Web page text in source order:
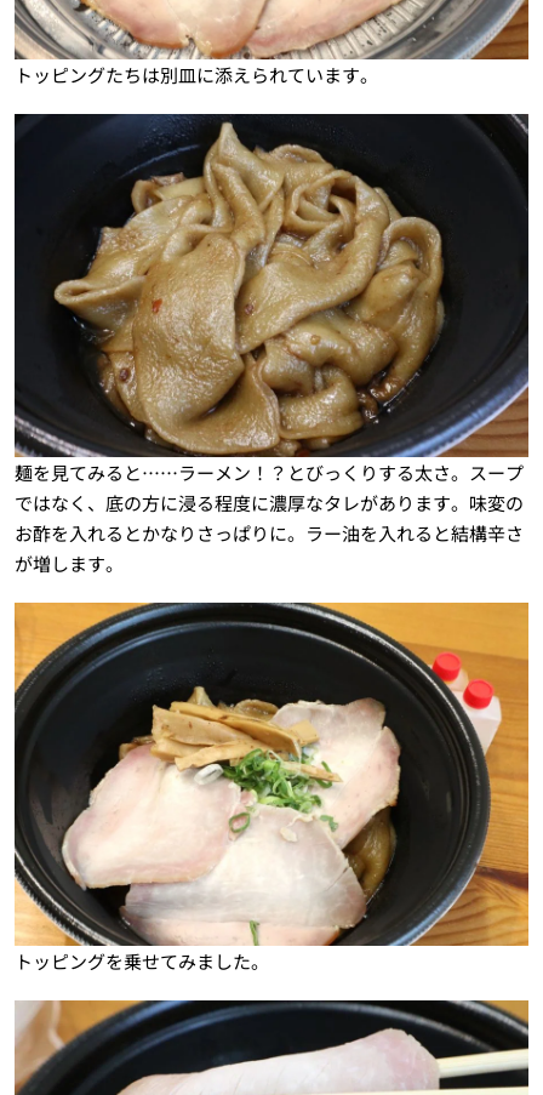
トッピングたちは別皿に添えられています。
麺を見てみると……ラーメン！？とびっくりする太さ。スープ
ではなく、底の方に浸る程度に濃厚なタレがあります。味変の
お酢を入れるとかなりさっぱりに。ラー油を入れると結構辛さ
が増します。
トッピングを乗せてみました。